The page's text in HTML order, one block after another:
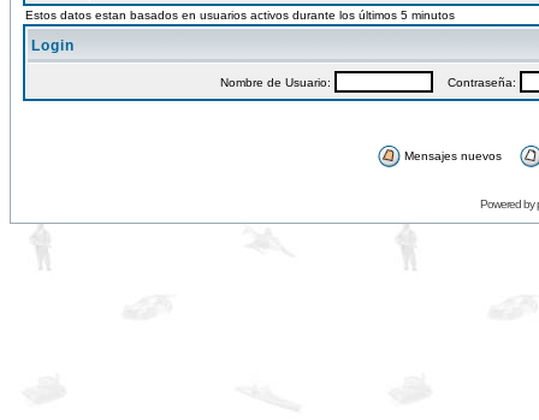
Estos datos estan basados en usuarios activos durante los últimos 5 minutos
Login
Nombre de Usuario: Contraseña:
Mensajes nuevos
Powered by